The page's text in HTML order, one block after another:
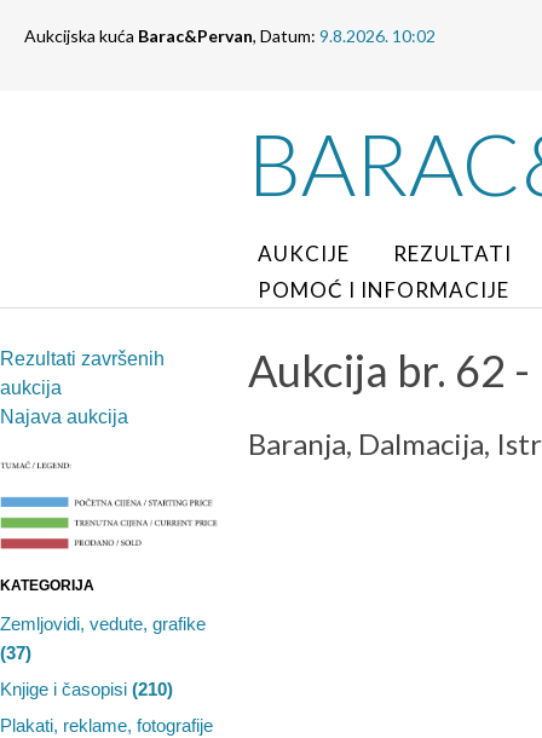
Aukcijska kuća Barac&Pervan, Datum: 9.8.2026. 10:02
AUKCIJE
REZULTATI
POMOĆ I INFORMACIJE
Rezultati završenih
aukcija
Najava aukcija
KATEGORIJA
Zemljovidi, vedute, grafike
(37)
Knjige i časopisi (210)
Plakati, reklame, fotografije
Aukcija br. 62
Baranja, Dalmacija,